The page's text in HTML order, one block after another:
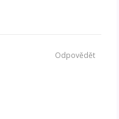
Odpovědět